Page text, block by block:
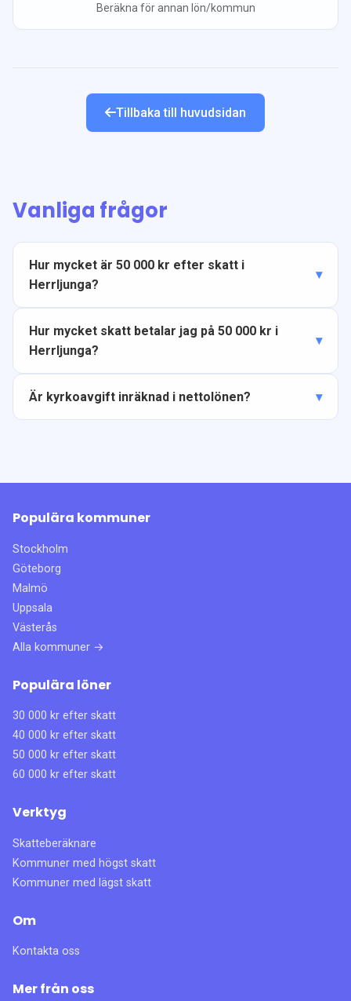
Beräkna för annan lön/kommun
Tillbaka till huvudsidan
Vanliga frågor
Hur mycket är 50 000 kr efter skatt i
Herrljunga?
Hur mycket skatt betalar jag på 50 000 kr i
Herrljunga?
Är kyrkoavgift inräknad i nettolönen?
Populära kommuner
Stockholm
Göteborg
Malmö
Uppsala
Västerås
Alla kommuner →
Populära löner
30 000 kr efter skatt
40 000 kr efter skatt
50 000 kr efter skatt
60 000 kr efter skatt
Verktyg
Skatteberäknare
Kommuner med högst skatt
Kommuner med lägst skatt
Om
Kontakta oss
Mer från oss